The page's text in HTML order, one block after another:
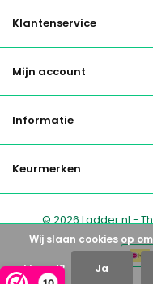
Klantenservice
Mijn account
Informatie
Keurmerken
© 2026 Ladder.nl -
Wij slaan cookies op
akkoord? Ja